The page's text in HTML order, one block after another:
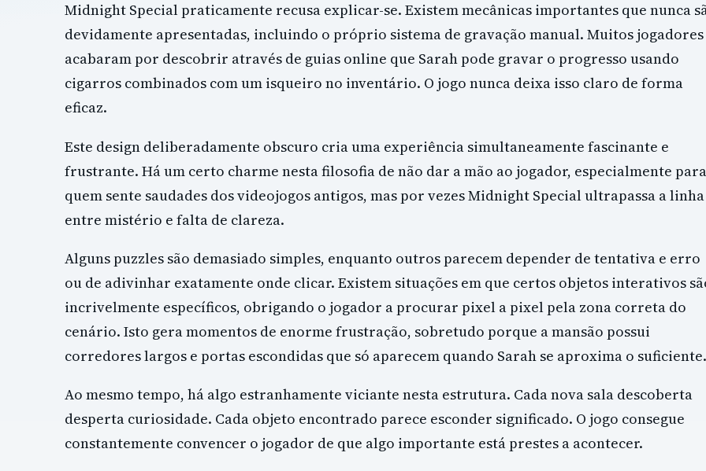
Midnight Special praticamente recusa explicar-se. Existem mecânicas importantes que nunca
devidamente apresentadas, incluindo o próprio sistema de gravação manual. Muitos jogadores
acabaram por descobrir através de guias online que Sarah pode gravar o progresso usando
cigarros combinados com um isqueiro no inventário. O jogo nunca deixa isso claro de forma
eficaz.
Este design deliberadamente obscuro cria uma experiência simultaneamente fascinante e
frustrante. Há um certo charme nesta filosofia de não dar a mão ao jogador, especialmente para
quem sente saudades dos videojogos antigos, mas por vezes Midnight Special ultrapassa a linha
entre mistério e falta de clareza.
Alguns puzzles são demasiado simples, enquanto outros parecem depender de tentativa e erro
ou de adivinhar exatamente onde clicar. Existem situações em que certos objetos interativos
incrivelmente específicos, obrigando o jogador a procurar pixel a pixel pela zona correta do
cenário. Isto gera momentos de enorme frustração, sobretudo porque a mansão possui
corredores largos e portas escondidas que só aparecem quando Sarah se aproxima o suficiente.
Ao mesmo tempo, há algo estranhamente viciante nesta estrutura. Cada nova sala descoberta
desperta curiosidade. Cada objeto encontrado parece esconder significado. O jogo consegue
constantemente convencer o jogador de que algo importante está prestes a acontecer.